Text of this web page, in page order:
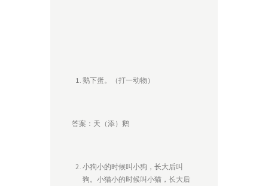
鹅下蛋。（打一动物）
答案：天（添）鹅
小狗小的时候叫小狗，长大后叫
狗。小猫小的时候叫小猫，长大后